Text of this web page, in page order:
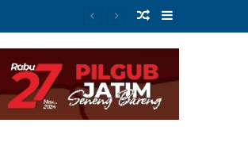
Artikel Random